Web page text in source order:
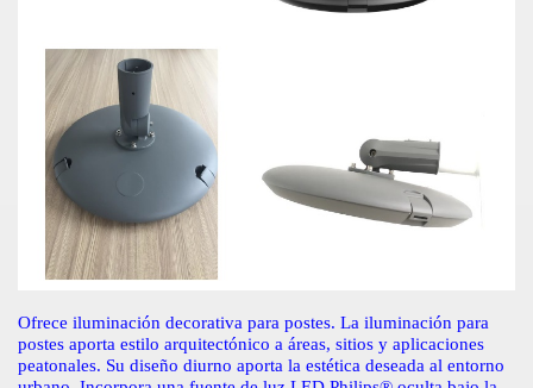
Ofrece iluminación decorativa para postes. La iluminación para
postes aporta estilo arquitectónico a áreas, sitios y aplicaciones
peatonales. Su diseño diurno aporta la estética deseada al entorno